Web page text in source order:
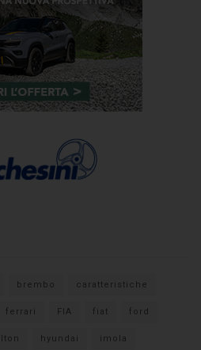
brembo caratteristiche
ferrari FIA fiat ford
hyundai imola